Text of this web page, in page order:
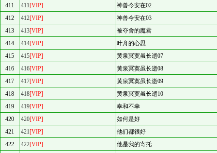
411
411[VIP]
神兽今安在02
412
412[VIP]
神兽今安在03
413
413[VIP]
被夺舍的魔君
414
414[VIP]
叶舟的心思
415
415[VIP]
黄泉冥寞虽长逝07
416
416[VIP]
黄泉冥寞虽长逝08
417
417[VIP]
黄泉冥寞虽长逝09
418
418[VIP]
黄泉冥寞虽长逝10
419
419[VIP]
幸和不幸
420
420[VIP]
如何是好
421
421[VIP]
他们都很好
422
422[VIP] 他是我的寄托